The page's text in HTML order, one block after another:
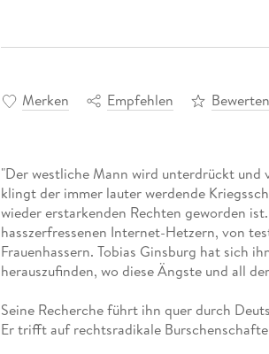
Merken Empfehlen Bewerten
"Der westliche Mann wird unterdrückt und
klingt der immer lauter werdende
wieder erstarkenden Rechten geworden
hasszerfressenen Internet-Hetzern, von
Frauenhassern. Tobias Ginsburg hat sich
herauszufinden, wo diese Ängste und all
Seine Recherche führt ihn quer durch
Er trifft auf rechtsradikale